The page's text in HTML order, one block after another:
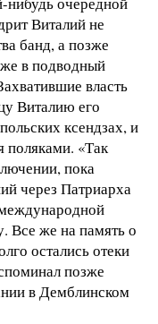
Виталий не
банд, а позже
в подводный
власть
Виталию его
ксендзах, и
поляками. «Так
пока
через Патриарха
Все же на память о
остались отеки
позже
в Демблинском